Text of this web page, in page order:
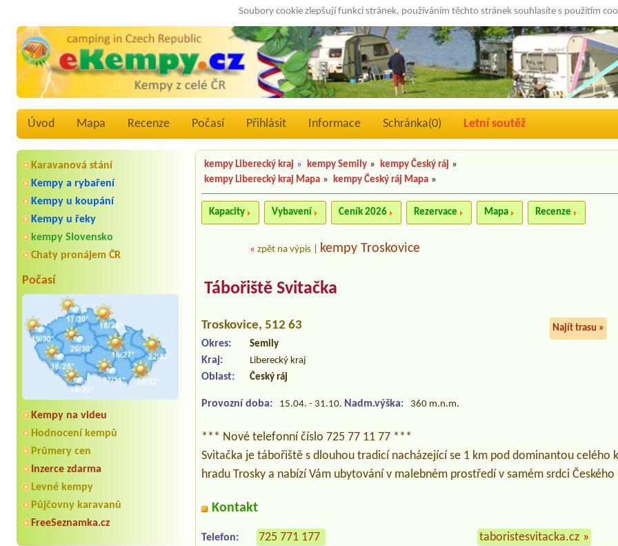
Soubory cookie zlepšují funkci stránek, používáním těchto stránek souhlasíte s použitím
Úvod Mapa Recenze Počasí Přihlásit Informace Schránka(0) Letní soutěž
Karavanová stání
Kempy a rybaření
Kempy u koupání
Kempy u řeky
kempy Slovensko
Chaty pronájem ČR
Počasí
Kempy na videu
Hodnocení kempů
Průmery cen
Inzerce zdarma
Levné kempy
Půjčovny karavanů
FreeSeznamka.cz
kempy Liberecký kraj » kempy Semily » kempy Český ráj »
kempy Liberecký kraj Mapa » kempy Český ráj Mapa »
Kapacity Vybavení Ceník 2026 Rezervace Mapa Recenze
«zpět na výpis kempy Troskovice
Tábořiště Svitačka
Troskovice, 512 63 Najít trasu »
Okres: Semily
Kraj: Liberecký kraj
Oblast: Český ráj
Provozní doba: 15.04. - 31.10. Nadm.výška: 360 m.n.m.
*** Nové telefonní číslo 725 77 11 77 ***
Svitačka je tábořiště s dlouhou tradicí nacházející se 1 km pod dominantou celého
hradu Trosky a nabízí Vám ubytování v malebném prostředí v samém srdci Českého
Kontakt
Telefon: 725 771 177 taboristesvitacka.cz »